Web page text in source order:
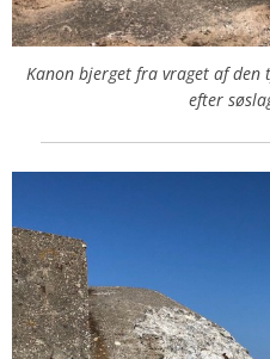
Kanon bjerget fra vraget af den
efter